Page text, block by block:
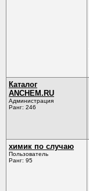
Каталог
ANCHEM.RU
Администрация
Ранг: 246
химик по случаю
Пользователь
Ранг: 95